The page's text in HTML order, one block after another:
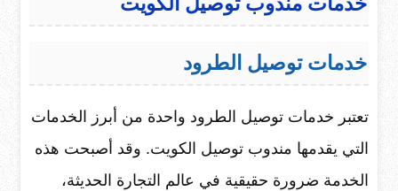
خدمات توصيل الطرود
تعتبر خدمات توصيل الطرود واحدة من أبرز الخدمات
التي يقدمها مندوب توصيل الكويت. وقد أصبحت هذه
الخدمة ضرورة حقيقية في عالم التجارة الحديثة،